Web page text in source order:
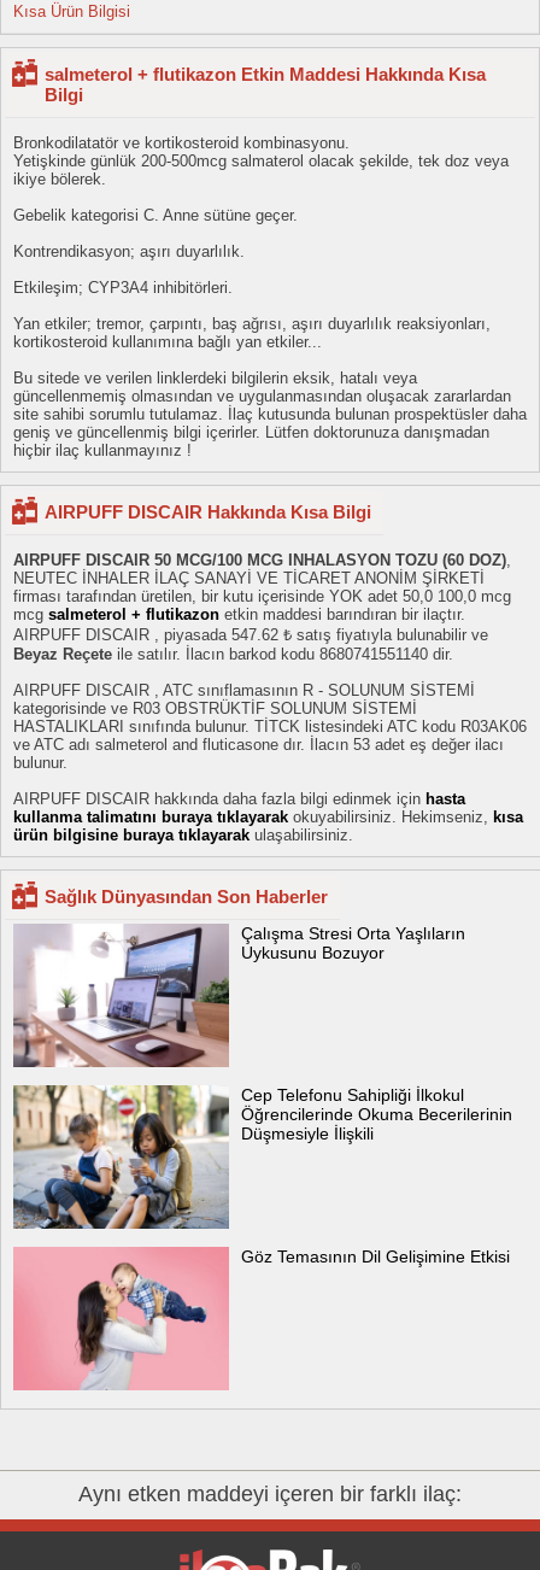
Kısa Ürün Bilgisi
salmeterol + flutikazon Etkin Maddesi Hakkında Kısa
Bilgi
Bronkodilatatör ve kortikosteroid kombinasyonu.
Yetişkinde günlük 200-500mcg salmaterol olacak şekilde, tek doz veya
ikiye bölerek.
Gebelik kategorisi C. Anne sütüne geçer.
Kontrendikasyon; aşırı duyarlılık.
Etkileşim; CYP3A4 inhibitörleri.
Yan etkiler; tremor, çarpıntı, baş ağrısı, aşırı duyarlılık reaksiyonları,
kortikosteroid kullanımına bağlı yan etkiler...
Bu sitede ve verilen linklerdeki bilgilerin eksik, hatalı veya
güncellenmemiş olmasından ve uygulanmasından oluşacak zararlardan
site sahibi sorumlu tutulamaz. İlaç kutusunda bulunan prospektüsler daha
geniş ve güncellenmiş bilgi içerirler. Lütfen doktorunuza danışmadan
hiçbir ilaç kullanmayınız !
AIRPUFF DISCAIR Hakkında Kısa Bilgi
AIRPUFF DISCAIR 50 MCG/100 MCG INHALASYON TOZU (60 DOZ)
NEUTEC İNHALER İLAÇ SANAYİ VE TİCARET ANONİM ŞİRKETİ
firması tarafından üretilen, bir kutu içerisinde YOK adet 50,0 100,0 mcg
mcg salmeterol + flutikazon etkin maddesi barındıran bir ilaçtır.
AIRPUFF DISCAIR , piyasada 547.62 ₺ satış fiyatıyla bulunabilir ve
Beyaz Reçete ile satılır. İlacın barkod kodu 8680741551140 dir.
AIRPUFF DISCAIR , ATC sınıflamasının R - SOLUNUM SİSTEMİ
kategorisinde ve R03 OBSTRÜKTİF SOLUNUM SİSTEMİ
HASTALIKLARI sınıfında bulunur. TİTCK listesindeki ATC kodu R03AK06
ve ATC adı salmeterol and fluticasone dır. İlacın 53 adet eş değer ilacı
bulunur.
AIRPUFF DISCAIR hakkında daha fazla bilgi edinmek için hasta
kullanma talimatını buraya tıklayarak okuyabilirsiniz. Hekimseniz,
kısa
ürün bilgisine buraya tıklayarak ulaşabilirsiniz.
Sağlık Dünyasından Son Haberler
Çalışma Stresi Orta Yaşlıların
Uykusunu Bozuyor
Cep Telefonu Sahipliği İlkokul
Öğrencilerinde Okuma Becerilerinin
Düşmesiyle İlişkili
Göz Temasının Dil Gelişimine Etkisi
Aynı etken maddeyi içeren bir farklı ilaç: